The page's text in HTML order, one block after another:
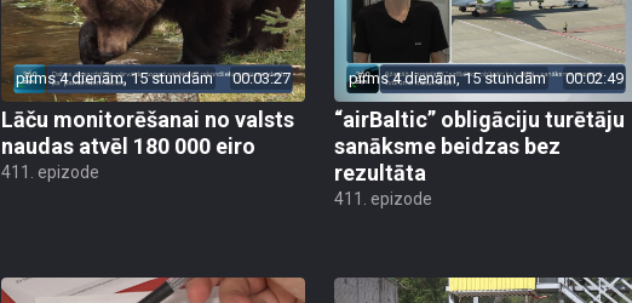
pirms 4 dienām, 15 stundām 00:03:27
Lāču monitorēšanai no valsts
naudas atvēl 180 000 eiro
411. epizode
pirms 4 dienām, 15 stundām 00:02:49
“airBaltic” obligāciju turētāju
sanāksme beidzas bez
rezultāta
411. epizode